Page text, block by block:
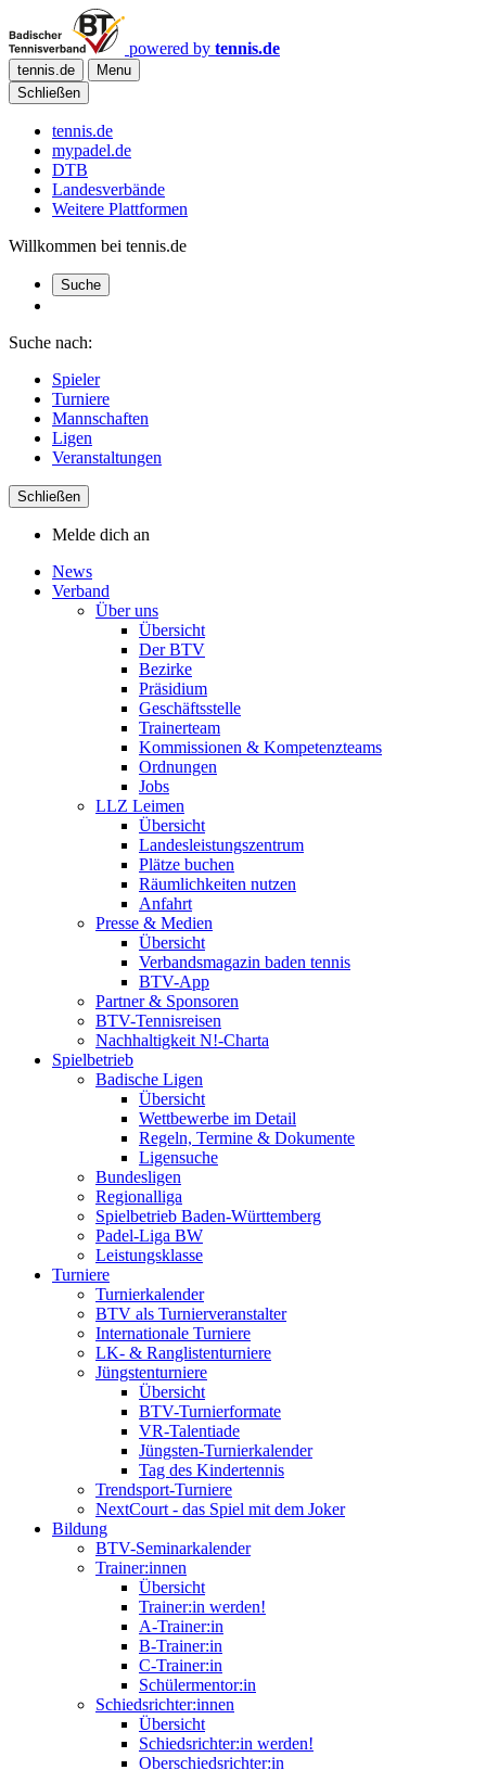
powered by tennis.de
tennis.de
Menu
Schließen
tennis.de
mypadel.de
DTB
Landesverbände
Weitere Plattformen
Willkommen bei tennis.de
Suche
Suche nach:
Spieler
Turniere
Mannschaften
Ligen
Veranstaltungen
Schließen
Melde dich an
News
Verband
Über uns
Übersicht
Der BTV
Bezirke
Präsidium
Geschäftsstelle
Trainerteam
Kommissionen & Kompetenzteams
Ordnungen
Jobs
LLZ Leimen
Übersicht
Landesleistungszentrum
Plätze buchen
Räumlichkeiten nutzen
Anfahrt
Presse & Medien
Übersicht
Verbandsmagazin baden tennis
BTV-App
Partner & Sponsoren
BTV-Tennisreisen
Nachhaltigkeit N!-Charta
Spielbetrieb
Badische Ligen
Übersicht
Wettbewerbe im Detail
Regeln, Termine & Dokumente
Ligensuche
Bundesligen
Regionalliga
Spielbetrieb Baden-Württemberg
Padel-Liga BW
Leistungsklasse
Turniere
Turnierkalender
BTV als Turnierveranstalter
Internationale Turniere
LK- & Ranglistenturniere
Jüngstenturniere
Übersicht
BTV-Turnierformate
VR-Talentiade
Jüngsten-Turnierkalender
Tag des Kindertennis
Trendsport-Turniere
NextCourt - das Spiel mit dem Joker
Bildung
BTV-Seminarkalender
Trainer:innen
Übersicht
Trainer:in werden!
A-Trainer:in
B-Trainer:in
C-Trainer:in
Schülermentor:in
Schiedsrichter:innen
Übersicht
Schiedsrichter:in werden!
Oberschiedsrichter:in